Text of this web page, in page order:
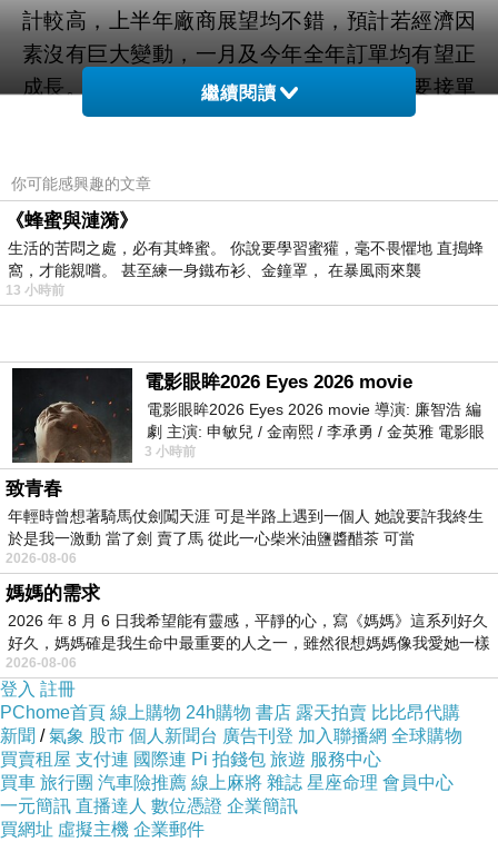
計較高，上半年廠商展望均不錯，預計若經濟因
素沒有巨大變動，一月及今年全年訂單均有望正
成長。12月外銷訂單除化學品外，其他主要接單
貨品均為正成長。其中資通訊產品為130億美
裝置、伺服器需求增加所致，全年接單1355億美
元也為歷年新高。電子產品為106.8億美元、年
增8.1%，主因晶圓代工、封測等訂單增加。而以
面板為主的精密儀器更年增達8.8%，主因去年底
6%，主因油鋼價均上漲，加上市場需求逐漸回
溫，而景氣趨好也帶動機械產品需求增加。但化
學品卻意外小減0.8%，主因部分太陽能電池上游
原料需求減少，抵銷部分接單。而在接單地區方
面，去年對美接單達1276億美元，為歷年新高，
年增1.3%；而對中接單也已連續六個月正成長，
但全年仍年減0.2%。對東協訂單為全年年增率最
高地區，年增1.7%；而對日本則為衰退幅度最
高，全年年減17.3%。展望未來，林麗貞表示，
一月份年增率應可正成長，訂單金額約在345到
355億美元之間，年增0.9％到3.8%。她也表示，
第一季及全年應皆可審慎樂觀看待，若經濟因素
沒有巨雅思補習班老師推薦大變化，正成長機率
高；除去年上半年基期低因素外，不少廠商對未
繼續閱讀
你可能感興趣的文章
《蜂蜜與漣漪》
生活的苦悶之處，必有其蜂蜜。 你說要學習蜜獾，毫不畏懼地 直搗蜂
窩，才能親嚐。 甚至練一身鐵布衫、金鐘罩， 在暴風雨來襲
13 小時前
電影眼眸2026 Eyes 2026 movie
電影眼眸2026 Eyes 2026 movie 導演: 廉智浩 編
劇 主演: 申敏兒 / 金南熙 / 李承勇 / 金英雅 電影眼
眸2026描述攝影師徐珍因遺
3 小時前
致青春
年輕時曾想著騎馬仗劍闖天涯 可是半路上遇到一個人 她說要許我終生
於是我一激動 當了劍 賣了馬 從此一心柴米油鹽醬醋茶 可當
2026-08-06
媽媽的需求
2026 年 8 月 6 日我希望能有靈感，平靜的心，寫《媽媽》這系列好久
好久，媽媽確是我生命中最重要的人之一，雖然很想媽媽像我愛她一樣
2026-08-06
登入 註冊
PChome首頁 線上購物 24h購物 書店 露天拍賣 比比昂代購
新聞 /氣象 股市 個人新聞台 廣告刊登 加入聯播網 全球購物
買賣租屋 支付連 國際連 Pi 拍錢包 旅遊 服務中心
買車 旅行團 汽車險推薦 線上麻將 雜誌 星座命理 會員中心
一元簡訊 直播達人 數位憑證 企業簡訊
買網址 虛擬主機 企業郵件